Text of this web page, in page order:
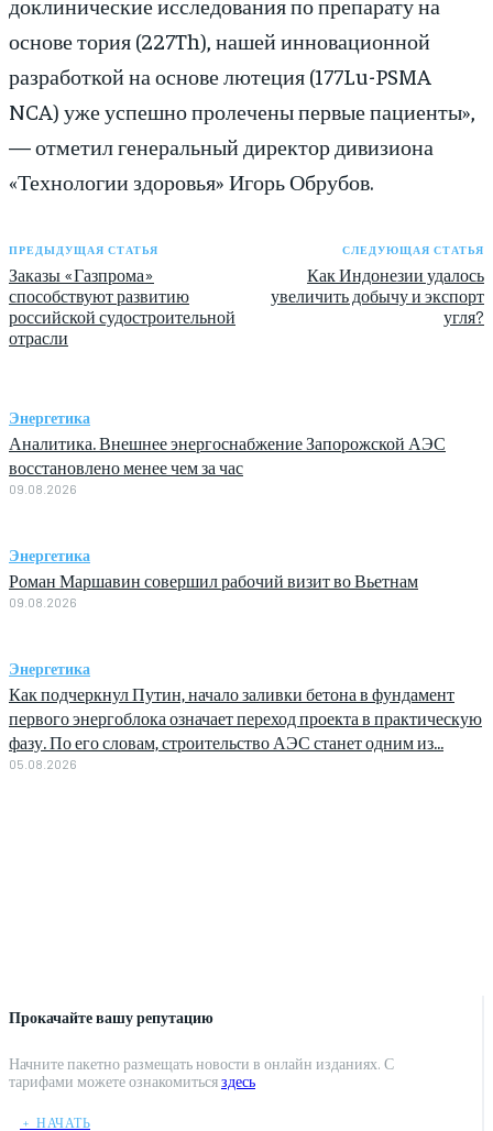
Прокачайте вашу репутацию
Начните пакетно размещать новости в онлайн изданиях. С
тарифами можете ознакомитьсяздесь
﹢ НАЧАТЬ
основе тория (227Th), нашей инновационной
разработкой на основе лютеция (177Lu-PSMA
NCA) уже успешно пролечены первые пациенты»,
— отметил генеральный директор дивизиона
«Технологии здоровья» Игорь Обрубов.
ПРЕДЫДУЩАЯ СТАТЬЯ
Заказы «Газпрома»
способствуют развитию
российской судостроительной
отрасли
СЛЕДУЮЩАЯ СТАТЬЯ
Как Индонезии удалось
увеличить добычу и экспорт
угля?
Энергетика
Аналитика. Внешнее энергоснабжение Запорожской АЭС
восстановлено менее чем за час
09.08.2026
Энергетика
Роман Маршавин совершил рабочий визит во Вьетнам
09.08.2026
Энергетика
Как подчеркнул Путин, начало заливки бетона в фундамент
первого энергоблока означает переход проекта в практическую
фазу. По его словам, строительство АЭС станет одним из...
05.08.2026